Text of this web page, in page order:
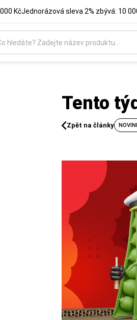
KčJednorázová sleva 2% zbývá: 10
Tento
Zpět na články